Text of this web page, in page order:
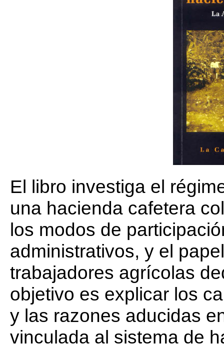
El libro investiga el
una hacienda cafetera
los modos de
administrativos, y el
trabajadores agrícolas
objetivo es explicar los
y las razones aducidas
vinculada al sistema de